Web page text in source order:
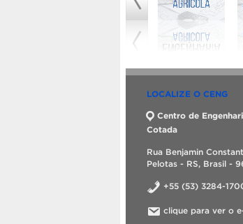
LOCALIZE O CENG
Centro de
Cotada
Rua Benjamin
Pelotas - RS, Brasil -
+55 (53) 3284-
clique para ver o